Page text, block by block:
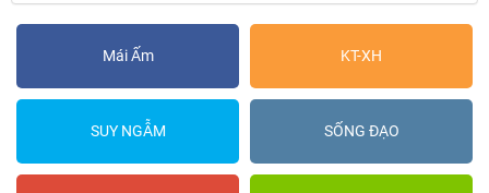
Mái Ấm KT-XH
SUY NGẪM SỐNG ĐẠO